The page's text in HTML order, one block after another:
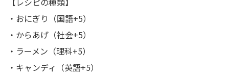
・おにぎり（国語+5）
・からあげ（社会+5）
・ラーメン（理科+5）
・キャンディ（英語+5）